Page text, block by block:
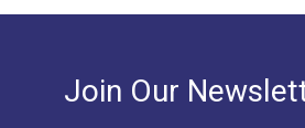
Join Our